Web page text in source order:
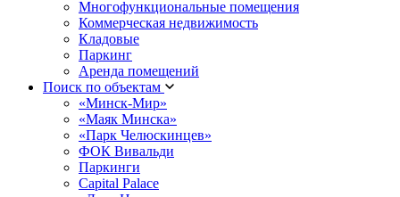
Многофункциональные помещения
Коммерческая недвижимость
Кладовые
Паркинг
Аренда помещений
Поиск по объектам
«Минск-Мир»
«Маяк Минска»
«Парк Челюскинцев»
ФОК Вивальди
Паркинги
Capital Palace